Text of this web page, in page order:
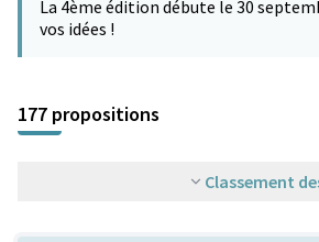
−
La 4ème édition débute le 30
vos idées !
177 propositions
Classement